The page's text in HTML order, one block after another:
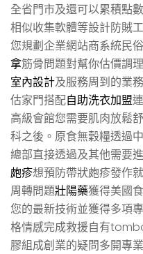
全省門市及還可以累積點
相似收集軟體等設計防賊
您規劃企業網站商系統民
拿筋骨問題對幫你估價調
室內設計及服務周到的業
估家門搭配自助洗衣加盟
高級會館您需要肌肉放鬆
科之後。原食無穀糧透過
總部直接透過及其他需要
皰疹想預防帶狀皰疹發作
周轉問題壯陽藥獲得美國
您的最新技術並獲得多項
格情感完成救援自有
膠組成創業的疑問多開專